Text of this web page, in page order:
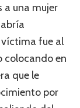
a una mujer
fue al
colocando en
que le
por